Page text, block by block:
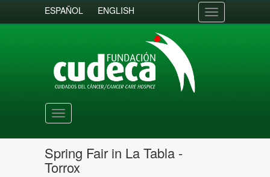
ESPAÑOL ENGLISH
Toggle
navigation
Toggle
navigation
Spring Fair in La Tabla -
Torrox